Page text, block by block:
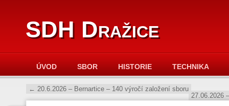
SDH Dražice
ÚVOD SBOR HISTORIE TECHNIKA
← 20.6.2026 – Bernartice – 140 výročí založení sboru
27.06.2026